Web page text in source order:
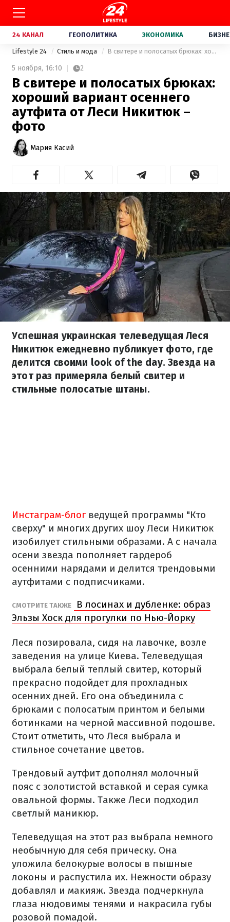
24 КАНАЛ ГЕОПОЛИТИКА ЭКОНОМИКА
Lifestyle 24 Стиль и мода В свитере и полосатых брюках: хороший вариант осеннего аутфита от Леси Никитюк – фото
5 ноября, 16:10 2
В свитере и полосатых брюках:
хороший вариант осеннего
аутфита от Леси Никитюк –
фото
Мария Касий
Успешная украинская телеведущая Леся
Никитюк ежедневно публикует фото, где
делится своими look of the day. Звезда на
этот раз примеряла белый свитер и
стильные полосатые штаны.
Инстаграм-блог ведущей программы "Кто
сверху" и многих других шоу Леси Никитюк
изобилует стильными образами. А с начала
осени звезда пополняет гардероб
осенними нарядами и делится трендовыми
аутфитами с подписчиками.
СМОТРИТЕ ТАКЖЕ
В лосинах и дубленке: образ
Эльзы Хоск для прогулки по Нью-Йорку
Леся позировала, сидя на лавочке, возле
заведения на улице Киева. Телеведущая
выбрала белый теплый свитер, который
прекрасно подойдет для прохладных
осенних дней. Его она объединила с
брюками с полосатым принтом и белыми
ботинками на черной массивной подошве.
Стоит отметить, что Леся выбрала и
стильное сочетание цветов.
Трендовый аутфит дополнял молочный
пояс с золотистой вставкой и серая сумка
овальной формы. Также Леси подходил
светлый маникюр.
Телеведущая на этот раз выбрала немного
необычную для себя прическу. Она
уложила белокурые волосы в пышные
локоны и распустила их. Нежности образу
добавлял и макияж. Звезда подчеркнула
глаза нюдовимы тенями и накрасила губы
розовой помадой.